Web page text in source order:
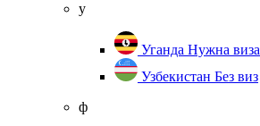
у
Уганда Нужна виза
Узбекистан Без виз
ф